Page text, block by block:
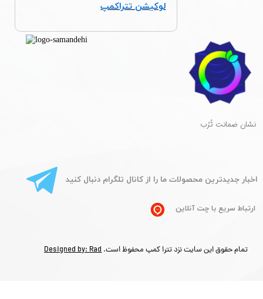
تمام حقوق این سایت نزد تترا کمپ محفوظ است.Designed by: Rad
​نشان ضمانت تُرُب
​اخبار جدیدترین محصولات ما را از کانال تلگرام دنبال کنید
ارتباط سریع با چت آنلاین
لوکیشن تتراکمپ